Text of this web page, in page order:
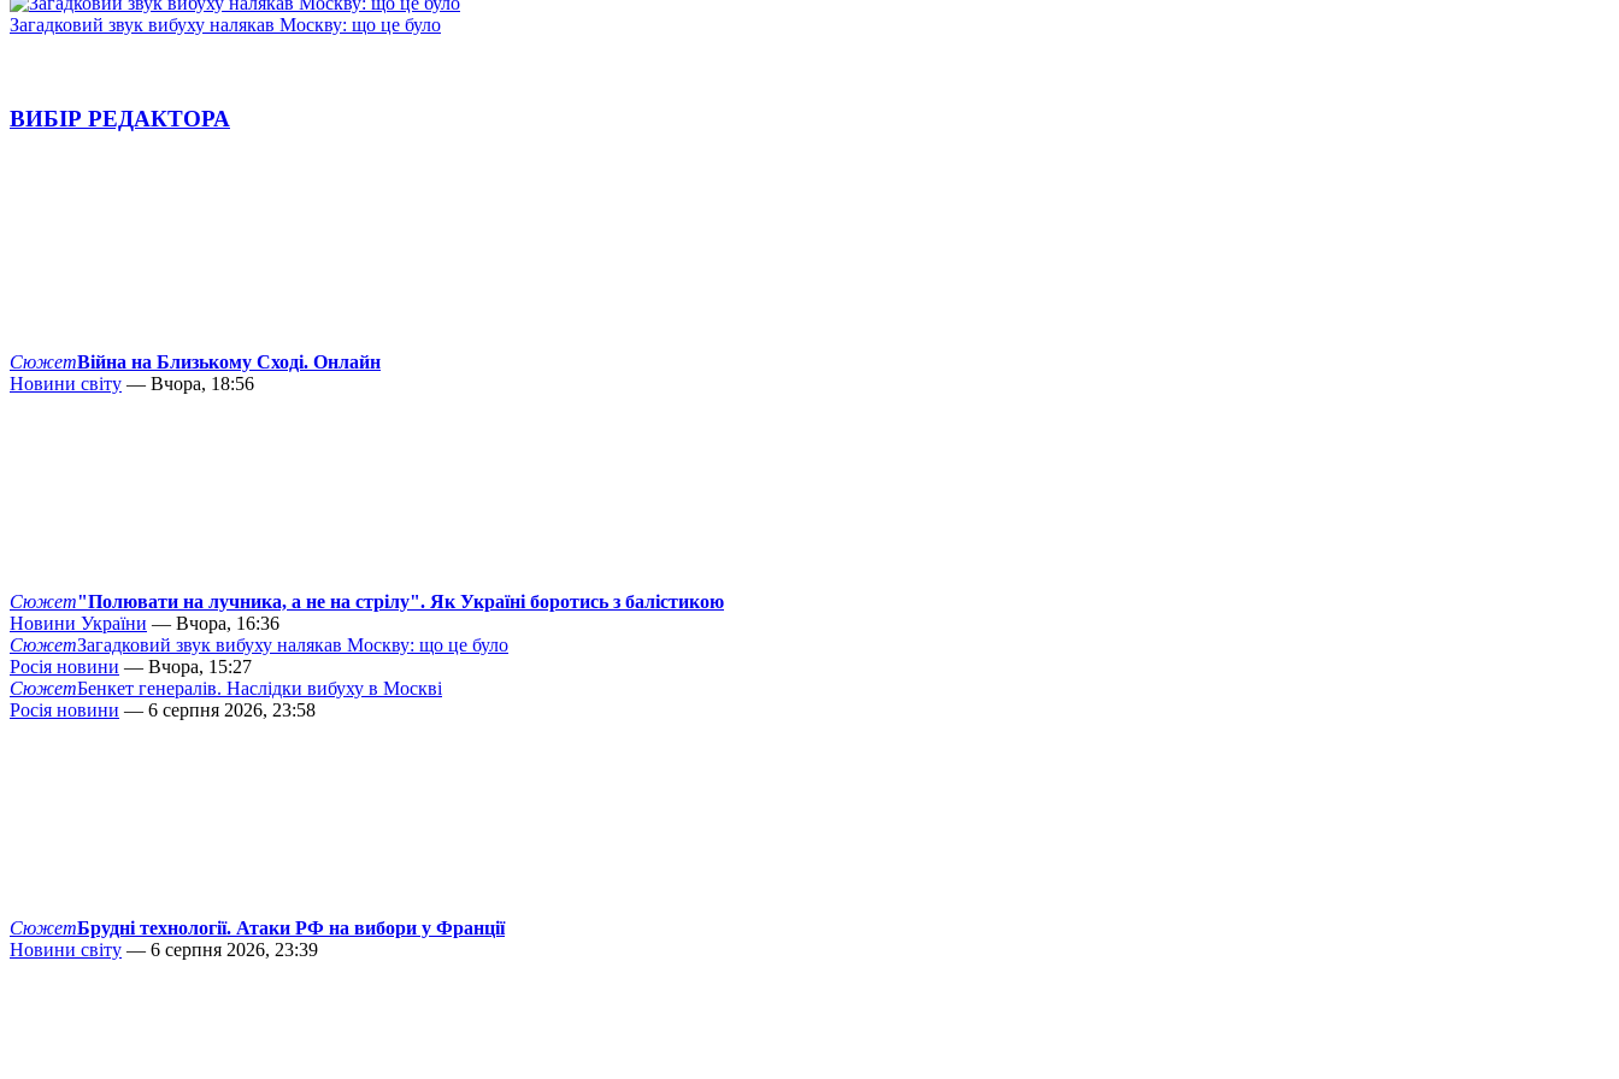
Загадковий звук вибуху налякав Москву: що це було
ВИБІР РЕДАКТОРА
СюжетВійна на Близькому Сході. Онлайн
Новини світу — Вчора, 18:56
Сюжет"Полювати на лучника, а не на стрілу". Як Україні боротись з балістикою
Новини України — Вчора, 16:36
СюжетЗагадковий звук вибуху налякав Москву: що це було
Росія новини — Вчора, 15:27
СюжетБенкет генералів. Наслідки вибуху в Москві
Росія новини — 6 серпня 2026, 23:58
СюжетБрудні технології. Атаки РФ на вибори у Франції
Новини світу — 6 серпня 2026, 23:39